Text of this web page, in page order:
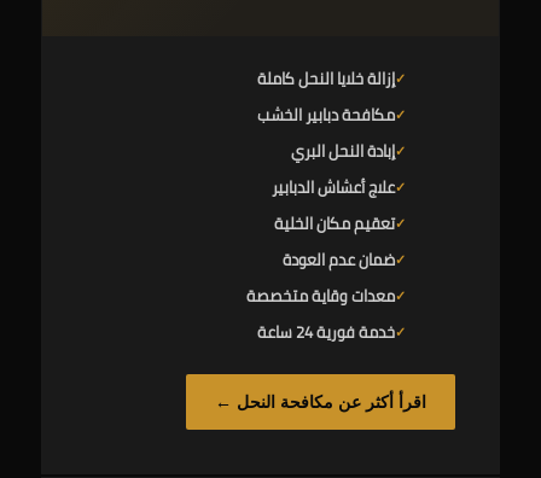
إزالة خلايا النحل كاملة
مكافحة دبابير الخشب
إبادة النحل البري
علاج أعشاش الدبابير
تعقيم مكان الخلية
ضمان عدم العودة
معدات وقاية متخصصة
خدمة فورية 24 ساعة
اقرأ أكثر عن مكافحة النحل ←